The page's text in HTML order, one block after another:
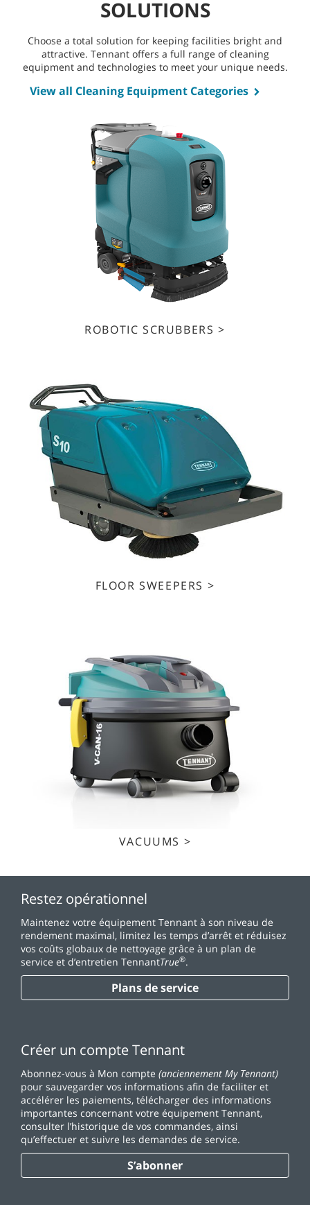
SOLUTIONS
Choose a total solution for keeping facilities bright and
attractive. Tennant offers a full range of cleaning
equipment and technologies to meet your unique needs.
View all Cleaning Equipment Categories
ROBOTIC SCRUBBERS >
FLOOR SWEEPERS >
VACUUMS >
Restez opérationnel
Maintenez votre équipement Tennant à son niveau de
rendement maximal, limitez les temps d’arrêt et réduisez
vos coûts globaux de nettoyage grâce à un plan de
service et d’entretien TennantTrue®.
Plans de service
Créer un compte Tennant
Abonnez-vous à Mon compte (anciennement My Tennant)
pour sauvegarder vos informations afin de faciliter et
accélérer les paiements, télécharger des informations
importantes concernant votre équipement Tennant,
consulter l’historique de vos commandes, ainsi
qu’effectuer et suivre les demandes de service.
S’abonner